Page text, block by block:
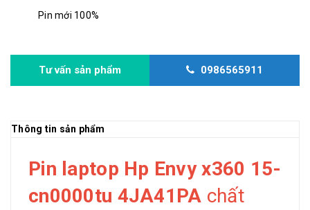
Pin mới 100%
Tư vấn sản phẩm 0986565911
Thông tin sản phẩm
Pin laptop Hp Envy x360 15-
cn0000tu 4JA41PA chất